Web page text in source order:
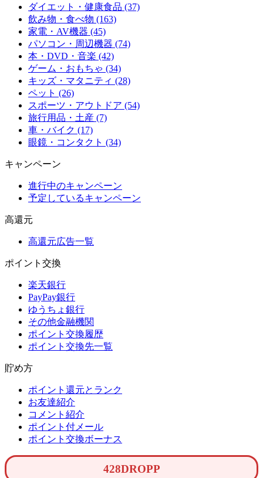
ダイエット・健康食品 (37)
飲み物・食べ物 (163)
家電・AV機器 (45)
パソコン・周辺機器 (74)
本・DVD・音楽 (42)
ゲーム・おもちゃ (34)
キッズ・マタニティ (28)
ペット (26)
スポーツ・アウトドア (54)
旅行用品・土産 (7)
車・バイク (17)
眼鏡・コンタクト (34)
キャンペーン
進行中のキャンペーン
予定しているキャンペーン
高還元
高還元広告一覧
ポイント交換
楽天銀行
PayPay銀行
ゆうちょ銀行
その他金融機関
ポイント交換履歴
ポイント交換先一覧
貯め方
ポイント還元とランク
お友達紹介
コメント紹介
ポイント付メール
ポイント交換ボーナス
428DROPP